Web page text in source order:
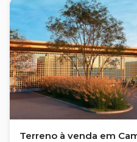
Terreno à venda em